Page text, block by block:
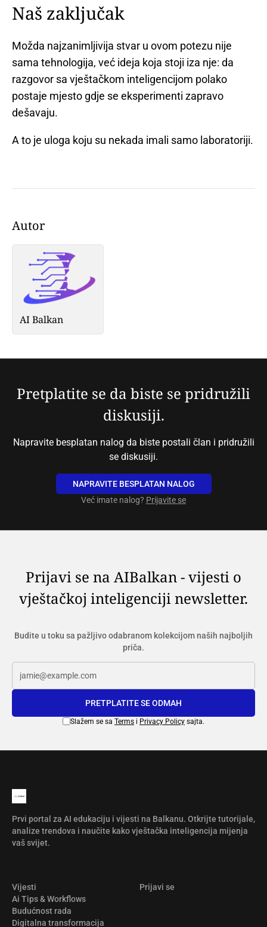
Naš zaključak
Možda najzanimljivija stvar u ovom potezu nije
sama tehnologija, već ideja koja stoji iza nje: da
razgovor sa vještačkom inteligencijom polako
postaje mjesto gdje se eksperimenti zapravo
dešavaju.
A to je uloga koju su nekada imali samo laboratoriji.
Autor
AI Balkan
Pretplatite se da biste se pridružili
diskusiji.
Napravite besplatan nalog da biste postali član i pridružili
se diskusiji.
NAPRAVITE BESPLATAN NALOG
Već imate nalog? Prijavite se
Prijavi se na AIBalkan - vijesti o
vještačkoj inteligenciji newsletter.
Budite u toku sa pažljivo odabranom kolekcijom naših najboljih
priča.
PRETPLATITE SE ODMAH
Slažem se sa Terms i Privacy Policy sajta.
Prvi portal za AI edukaciju i vijesti na Balkanu. Otkrijte tutorijale,
analize trendova i naučite kako vještačka inteligencija mijenja
vaš svijet.
Vijesti
Ai Tips & Workflows
Budućnost rada
Digitalna transformacija
Prijavi se